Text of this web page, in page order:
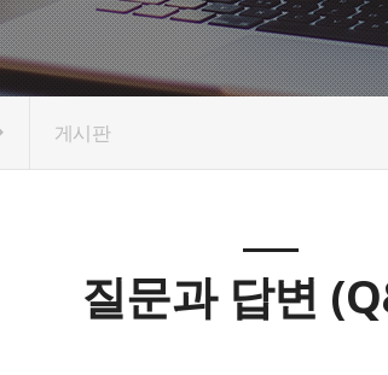
게시판
질문과 답변